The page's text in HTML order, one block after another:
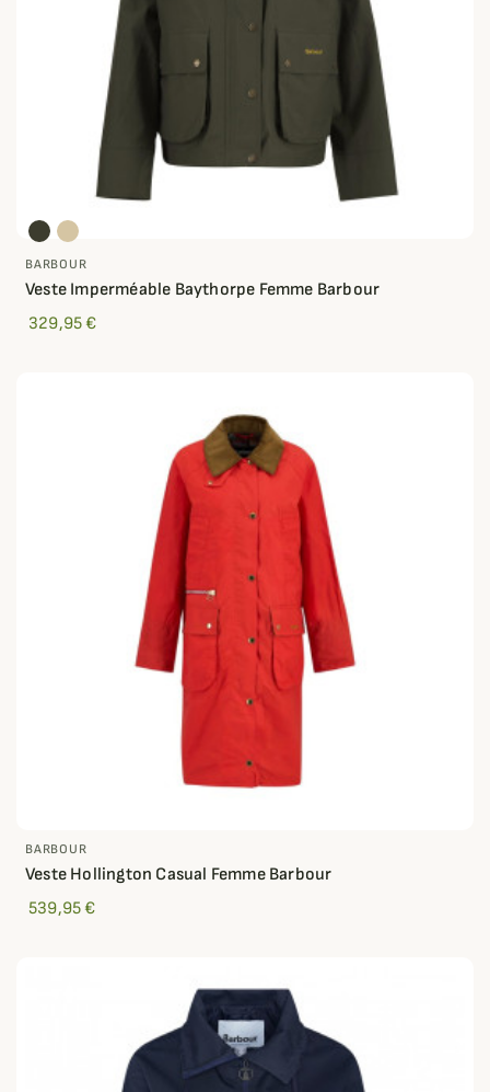
BARBOUR
Veste Imperméable Baythorpe Femme Barbour
329,95 €
BARBOUR
Veste Hollington Casual Femme Barbour
539,95 €